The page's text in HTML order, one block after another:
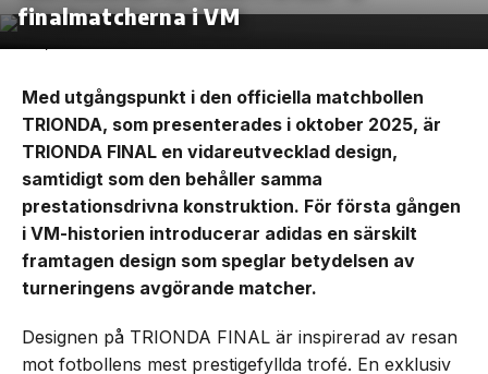
finalmatcherna i VM
Med utgångspunkt i den officiella matchbollen
TRIONDA, som presenterades i oktober 2025, är
TRIONDA FINAL en vidareutvecklad design,
samtidigt som den behåller samma
prestationsdrivna konstruktion. För första gången
i VM-historien introducerar adidas en särskilt
framtagen design som speglar betydelsen av
turneringens avgörande matcher.
Designen på TRIONDA FINAL är inspirerad av resan
mot fotbollens mest prestigefyllda trofé. En exklusiv